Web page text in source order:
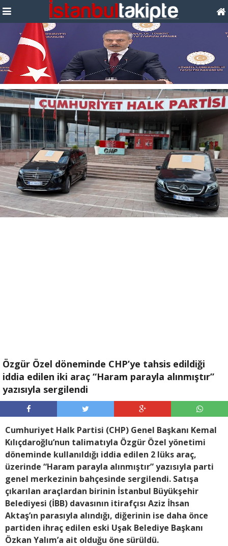
Özgür Özel döneminde CHP’ye tahsis edildiği
iddia edilen iki araç “Haram parayla alınmıştır”
yazısıyla sergilendi
Cumhuriyet Halk Partisi (CHP) Genel Başkanı Kemal
Kılıçdaroğlu’nun talimatıyla Özgür Özel yönetimi
döneminde kullanıldığı iddia edilen 2 lüks araç,
üzerinde “Haram parayla alınmıştır” yazısıyla parti
genel merkezinin bahçesinde sergilendi. Satışa
çıkarılan araçlardan birinin İstanbul Büyükşehir
Belediyesi (İBB) davasının itirafçısı Aziz İhsan
Aktaş’ın parasıyla alındığı, diğerinin ise daha önce
partiden ihraç edilen eski Uşak Belediye Başkanı
Özkan Yalım’a ait olduğu öne sürüldü.